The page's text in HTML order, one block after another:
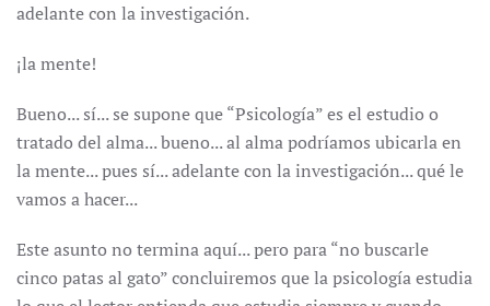
adelante con la investigación.
¡la mente!
Bueno... sí... se supone que “Psicología” es el estudio o
tratado del alma... bueno... al alma podríamos ubicarla en
la mente... pues sí... adelante con la investigación... qué le
vamos a hacer...
Este asunto no termina aquí... pero para “no buscarle
cinco patas al gato” concluiremos que la psicología estudia